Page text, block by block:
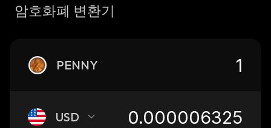
암호화폐 변환기
PENNY
USD